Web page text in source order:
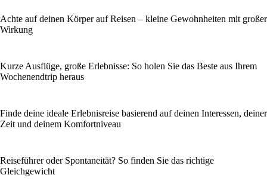
Achte auf deinen Körper auf Reisen – kleine Gewohnheiten mit großer
Wirkung
Kurze Ausflüge, große Erlebnisse: So holen Sie das Beste aus Ihrem
Wochenendtrip heraus
Finde deine ideale Erlebnisreise basierend auf deinen Interessen, deiner
Zeit und deinem Komfortniveau
Reiseführer oder Spontaneität? So finden Sie das richtige
Gleichgewicht